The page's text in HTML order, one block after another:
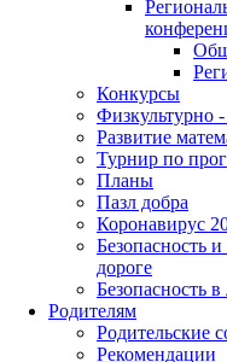
Конкурсы
Физкультурно
Развитие
Турнир по
Планы
Пазл добра
Коронавирус
Безопасность
дороге
Безопасность в
Родителям
Родительские
Рекомендации